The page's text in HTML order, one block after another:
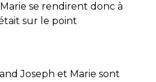
se rendirent donc à
sur le point
Joseph et Marie sont